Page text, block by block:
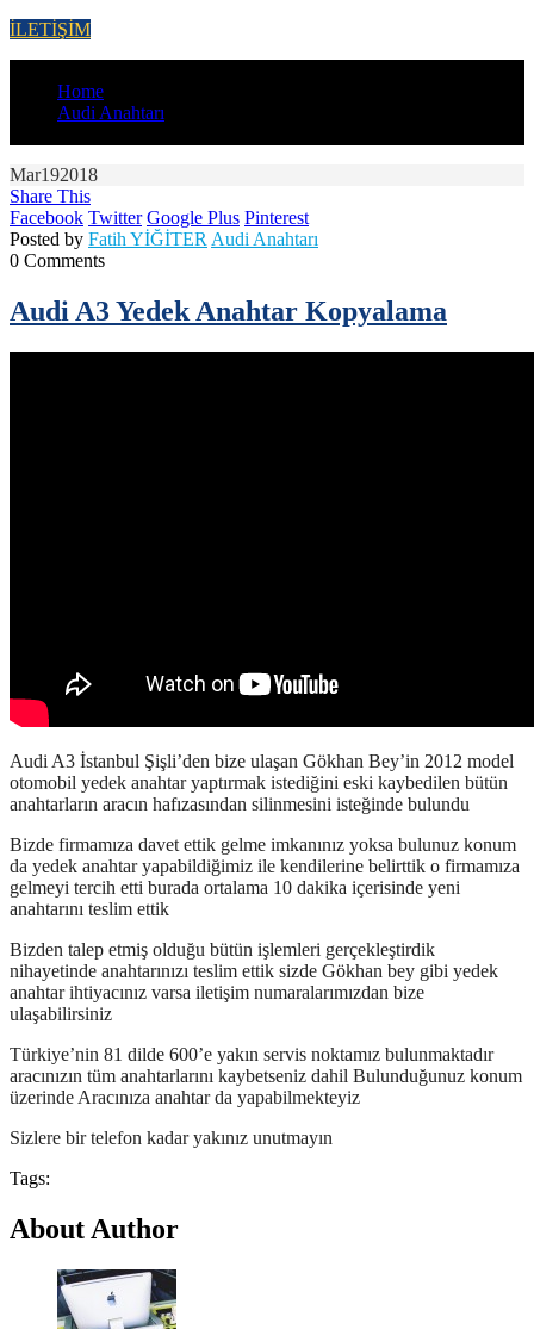
İLETİŞİM
Home
Audi Anahtarı
Mar192018
Share This
Facebook Twitter Google Plus Pinterest
Posted by Fatih YİĞİTER Audi Anahtarı
0 Comments
Audi A3 Yedek Anahtar Kopyalama
Audi A3 İstanbul Şişli’den bize ulaşan Gökhan Bey’in 2012 model
otomobil yedek anahtar yaptırmak istediğini eski kaybedilen bütün
anahtarların aracın hafızasından silinmesini isteğinde bulundu
Bizde firmamıza davet ettik gelme imkanınız yoksa bulunuz konum
da yedek anahtar yapabildiğimiz ile kendilerine belirttik o firmamıza
gelmeyi tercih etti burada ortalama 10 dakika içerisinde yeni
anahtarını teslim ettik
Bizden talep etmiş olduğu bütün işlemleri gerçekleştirdik
nihayetinde anahtarınızı teslim ettik sizde Gökhan bey gibi yedek
anahtar ihtiyacınız varsa iletişim numaralarımızdan bize
ulaşabilirsiniz
Türkiye’nin 81 dilde 600’e yakın servis noktamız bulunmaktadır
aracınızın tüm anahtarlarını kaybetseniz dahil Bulunduğunuz konum
üzerinde Aracınıza anahtar da yapabilmekteyiz
Sizlere bir telefon kadar yakınız unutmayın
Tags:
About Author